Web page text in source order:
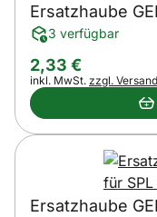
Ersatzhaube
3 verfügbar
2,33 €
Steuerhinweis:
inkl. MwSt. zzgl.
Ersatzhaube